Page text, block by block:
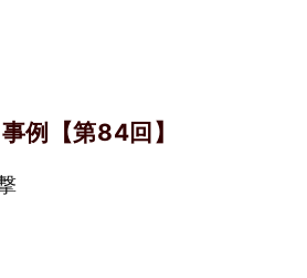
例【第84回】